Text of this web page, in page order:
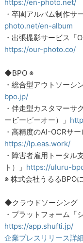
https://en-photo.net/
・卒園アルバム制作サ
photo.net/en-album
・出張撮影サービス「
https://our-photo.co/
◆BPO ※
・総合型アウトソーシ
bpo.jp/
・伴走型カスタマーサ
ービーピーオー）」
・高精度のAI-OCRサ
https://lp.eas.work/
・障害者雇用トータル
ト）」 https://uluru-
※ 株式会社うるるBPO
◆クラウドソーシング
・プラットフォーム「
https://app.shufti.jp/
企業プレスリリース詳